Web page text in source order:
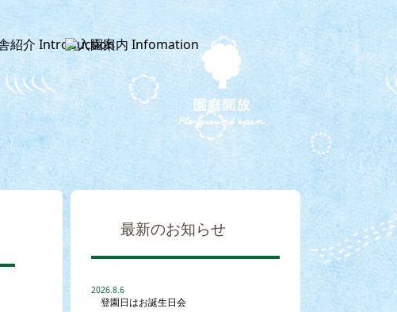
最新のお知らせ
登園日はお誕生日会
2026.8.6